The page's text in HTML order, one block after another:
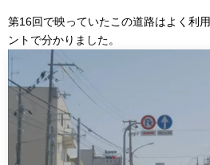
第16回で映っていたこの道路はよく利
ントで分かりました。